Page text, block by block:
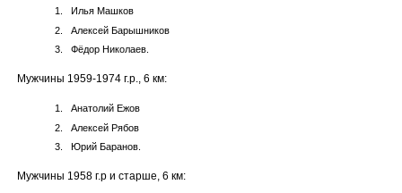
Илья Машков
Алексей Барышников
Фёдор Николаев.
Мужчины 1959-1974 г.р., 6 км:
Анатолий Ежов
Алексей Рябов
Юрий Баранов.
Мужчины 1958 г.р и старше, 6 км: